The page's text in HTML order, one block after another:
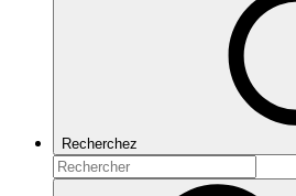
Recherchez